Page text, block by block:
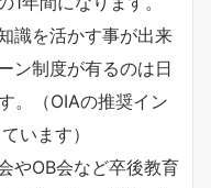
識を活かす事が出来
ン制度が有るのは日
。（OIAの推奨イン
います）
やOB会など卒後教育